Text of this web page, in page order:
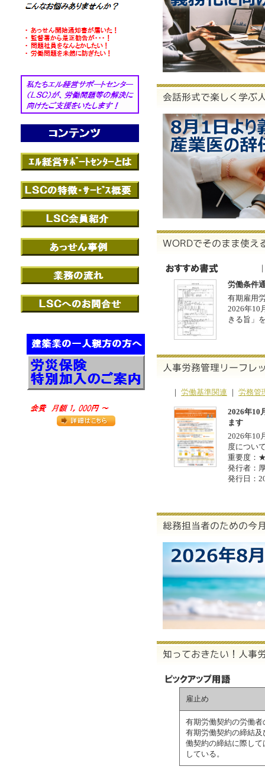
労働条件
有期雇用
2026年10
きる旨」
｜ 労働基準関連 ｜ 労務管
2026年10
ます
2026年10
度につい
重要度
発行者：
発行日：
雇止め
有期労働契約の労働
有期労働契約の締結
働契約の締結に際し
している。